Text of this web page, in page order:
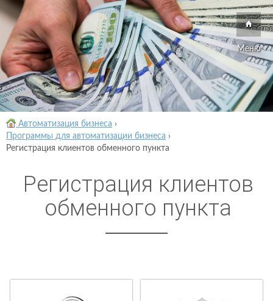
Меню
Автоматизация бизнеса ›
Программы для автоматизации бизнеса ›
Регистрация клиентов обменного пункта
Регистрация клиентов
обменного пункта